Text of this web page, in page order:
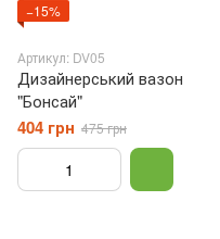
−15%
Артикул: DV05
Дизайнерський вазон
"Бонсай"
404 грн 475 грн